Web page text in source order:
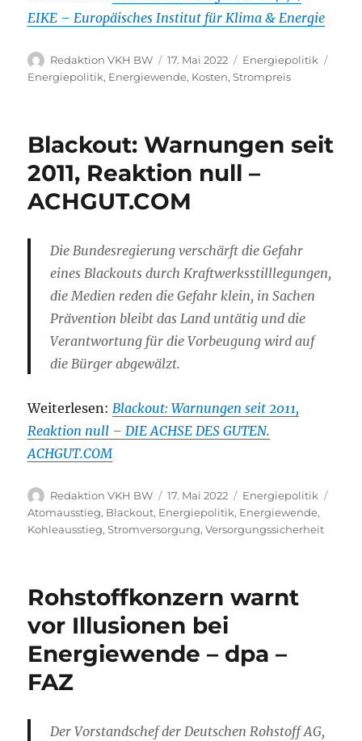
EIKE – Europäisches Institut für Klima & Energie
Autor
Redaktion VKH BW
Veröffentlicht
am
17. Mai 2022 Kategorien
Energiepolitik
Energiepolitik, Energiewende, Kosten,Strompreis
Blackout: Warnungen seit
2011, Reaktion null –
ACHGUT.COM
Die Bundesregierung verschärft die Gefahr
eines Blackouts durch Kraftwerksstilllegungen,
die Medien reden die Gefahr klein, in Sachen
Prävention bleibt das Land untätig und die
Verantwortung für die Vorbeugung wird auf
die Bürger abgewälzt.
Weiterlesen: Blackout: Warnungen seit 2011,
Reaktion null – DIE ACHSE DES GUTEN.
ACHGUT.COM
Autor
Redaktion VKH BW
Veröffentlicht
am
17. Mai 2022 Kategorien
Energiepolitik
Atomausstieg, Blackout, Energiepolitik, Energiewende,
Kohleausstieg,Stromversorgung,Versorgungssicherheit
Rohstoffkonzern warnt
vor Illusionen bei
Energiewende – dpa –
FAZ
Der Vorstandschef der Deutschen Rohstoff AG,